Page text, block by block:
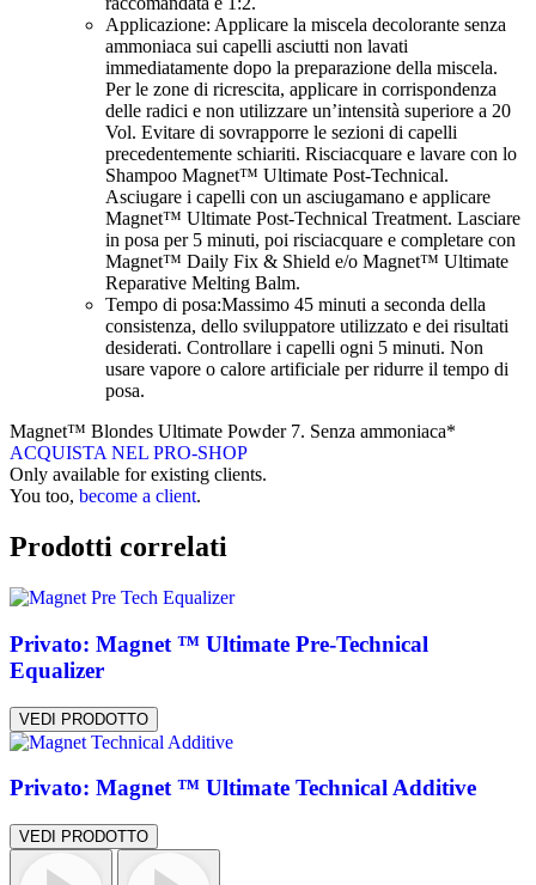
Applicazione: Applicare la miscela decolorante senza
ammoniaca sui capelli asciutti non lavati
immediatamente dopo la preparazione della miscela.
Per le zone di ricrescita, applicare in corrispondenza
delle radici e non utilizzare un’intensità superiore a 20
Vol. Evitare di sovrapporre le sezioni di capelli
precedentemente schiariti. Risciacquare e lavare con lo
Shampoo Magnet™ Ultimate Post-Technical.
Asciugare i capelli con un asciugamano e applicare
Magnet™ Ultimate Post-Technical Treatment. Lasciare
in posa per 5 minuti, poi risciacquare e completare con
Magnet™ Daily Fix & Shield e/o Magnet™ Ultimate
Reparative Melting Balm.
Tempo di posa:Massimo 45 minuti a seconda della
consistenza, dello sviluppatore utilizzato e dei risultati
desiderati. Controllare i capelli ogni 5 minuti. Non
usare vapore o calore artificiale per ridurre il tempo di
posa.
Magnet™ Blondes Ultimate Powder 7. Senza ammoniaca*
ACQUISTA NEL PRO-SHOP
Only available for existing clients.
You too, become a client.
Prodotti correlati
Privato: Magnet ™ Ultimate Pre-Technical
Equalizer
VEDI PRODOTTO
Privato: Magnet ™ Ultimate Technical Additive
VEDI PRODOTTO